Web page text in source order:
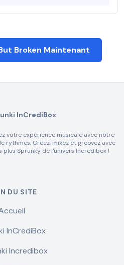
Broken Maintenant
InCrediBox
votre expérience musicale avec notre
rythmes. Créez, mixez et groovez avec
plus Sprunky de l'univers Incredibox !
DU SITE
InCrediBox
Incredibox